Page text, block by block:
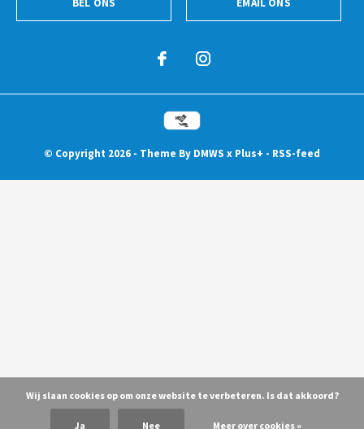
BEL ONS EMAIL ONS
© Copyright 2026 - Theme By DMWS x Plus+ - RSS-feed
Wij slaan cookies op om onze website te verbeteren. Is dat akkoord?
Ja Nee Meer over cookies »